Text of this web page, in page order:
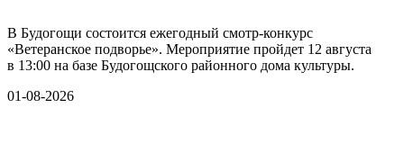
В Будогощи состоится ежегодный смотр-конкурс
«Ветеранское подворье». Мероприятие пройдет 12 августа
в 13:00 на базе Будогощского районного дома культуры.
01-08-2026